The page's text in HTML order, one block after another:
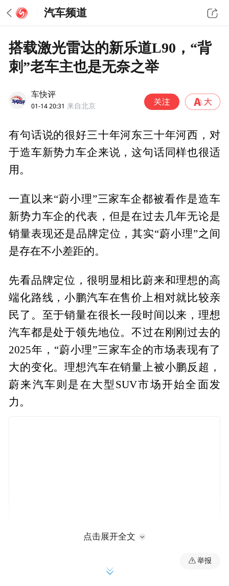
汽车频道
搭载激光雷达的新乐道L90，“背
刺”老车主也是无奈之举
车快评
01-14 20:31 来自北京
有句话说的很好三十年河东三十年河西，对
于造车新势力车企来说，这句话同样也很适
用。
一直以来“蔚小理”三家车企都被看作是造车
新势力车企的代表，但是在过去几年无论是
销量表现还是品牌定位，其实“蔚小理”之间
是存在不小差距的。
先看品牌定位，很明显相比蔚来和理想的高
端化路线，小鹏汽车在售价上相对就比较亲
民了。至于销量在很长一段时间以来，理想
汽车都是处于领先地位。不过在刚刚过去的
2025年，“蔚小理”三家车企的市场表现有了
大的变化。理想汽车在销量上被小鹏反超，
蔚来汽车则是在大型SUV市场开始全面发
力。
点击展开全文
举报